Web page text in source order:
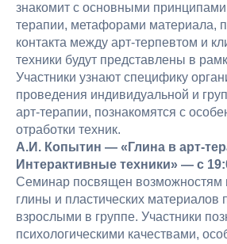
знакомит с основными
терапии, метафорами материала,
контакта между арт-терпевтом и
техники будут представлены в
Участники узнают специфику
проведения индивидуальной и
арт-терапии, познакомятся с
отработки техник.
А.И. Копытин — «Глина в арт-
Интерактивные техники» — с
Семинар посвящен возможностям
глины и пластических материалов
взрослыми в группе. Участники
психологическими качествами,